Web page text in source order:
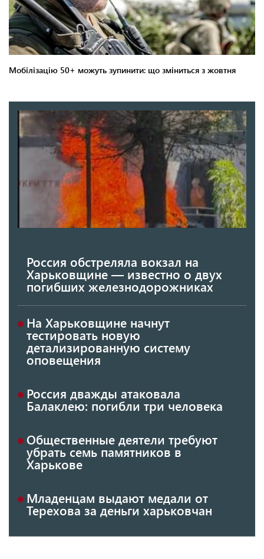
Россия обстреляла вокзал на
Харьковщине — известно о двух
погибших железнодорожниках
На Харьковщине начнут
тестировать новую
детализированную систему
оповещения
Россия дважды атаковала
Балаклею: погибли три человека
Общественные деятели требуют
убрать семь памятников в
Харькове
Младенцам выдают медали от
Терехова за деньги харьковчан